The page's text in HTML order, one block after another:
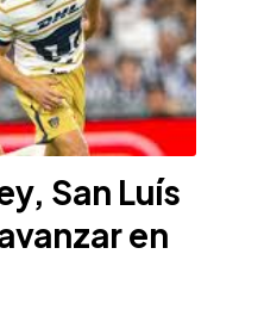
San Luís
en